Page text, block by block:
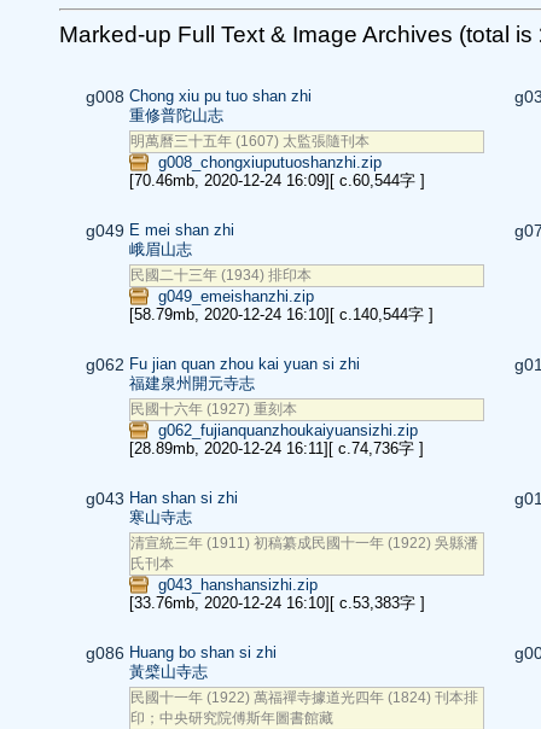
Marked-up Full Text & Image Archives (total is
g008 Chong xiu pu tuo shan zhi
重修普陀山志
明萬曆三十五年 (1607) 太監張隨刊本
g008_chongxiuputuoshanzhi.zip
[70.46mb, 2020-12-24 16:09] [ c.60,544字 ]
g049 E mei shan zhi
峨眉山志
民國二十三年 (1934) 排印本
g049_emeishanzhi.zip
[58.79mb, 2020-12-24 16:10] [ c.140,544字 ]
g062 Fu jian quan zhou kai yuan si zhi
福建泉州開元寺志
民國十六年 (1927) 重刻本
g062_fujianquanzhoukaiyuansizhi.zip
[28.89mb, 2020-12-24 16:11] [ c.74,736字 ]
g043 Han shan si zhi
寒山寺志
清宣統三年 (1911) 初稿纂成民國十一年 (1922) 吳縣潘
氏刊本
g043_hanshansizhi.zip
[33.76mb, 2020-12-24 16:10] [ c.53,383字 ]
g086 Huang bo shan si zhi
黃檗山寺志
民國十一年 (1922) 萬福禪寺據道光四年 (1824) 刊本排
印；中央研究院傅斯年圖書館藏